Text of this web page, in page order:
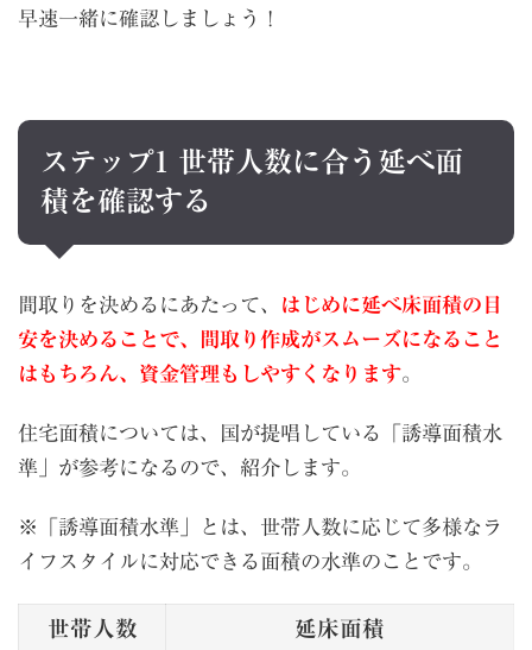
早速一緒に確認しましょう！
ステップ1 世帯人数に合う延べ面
積を確認する
間取りを決めるにあたって、
はじめに延べ床面積の目
安を決めることで、間取り作成がスムーズになること
はもちろん、資金管理もしやすくなります。
住宅面積については、国が提唱している「誘導面積水
準」が参考になるので、紹介します。
※「誘導面積水準」とは、世帯人数に応じて多様なラ
イフスタイルに対応できる面積の水準のことです。
世帯人数 延床面積